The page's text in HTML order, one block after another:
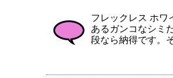
フレックレス ホワ
あるガンコなシミ
段なら納得です。